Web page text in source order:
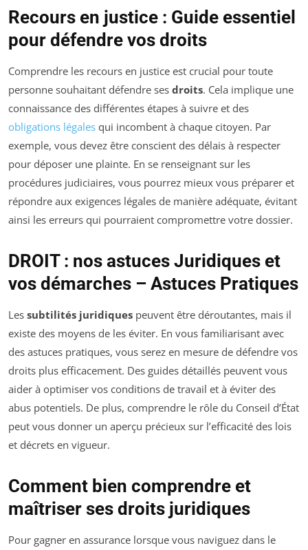
Recours en justice : Guide essentiel
pour défendre vos droits
Comprendre les recours en justice est crucial pour toute
personne souhaitant défendre ses droits. Cela implique une
connaissance des différentes étapes à suivre et des
obligations légales qui incombent à chaque citoyen. Par
exemple, vous devez être conscient des délais à respecter
pour déposer une plainte. En se renseignant sur les
procédures judiciaires, vous pourrez mieux vous préparer et
répondre aux exigences légales de manière adéquate, évitant
ainsi les erreurs qui pourraient compromettre votre dossier.
DROIT : nos astuces Juridiques et
vos démarches – Astuces Pratiques
Les subtilités juridiques peuvent être déroutantes, mais il
existe des moyens de les éviter. En vous familiarisant avec
des astuces pratiques, vous serez en mesure de défendre vos
droits plus efficacement. Des guides détaillés peuvent vous
aider à optimiser vos conditions de travail et à éviter des
abus potentiels. De plus, comprendre le rôle du Conseil d’État
peut vous donner un aperçu précieux sur l’efficacité des lois
et décrets en vigueur.
Comment bien comprendre et
maîtriser ses droits juridiques
Pour gagner en assurance lorsque vous naviguez dans le